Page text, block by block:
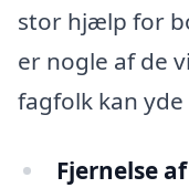
stor hjælp for
er nogle af de
fagfolk kan yde
Fjernelse